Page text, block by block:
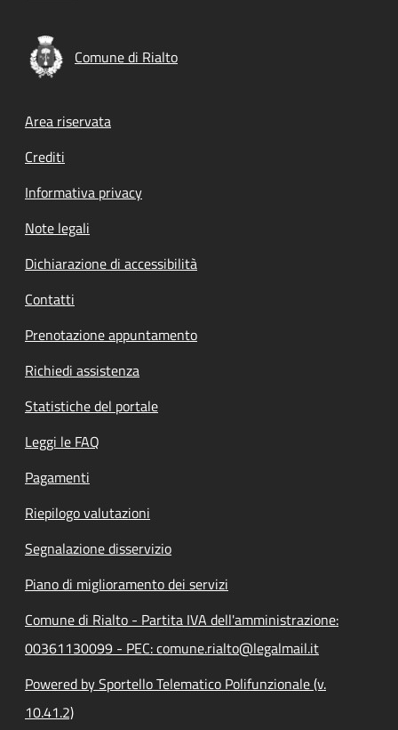
Comune di Rialto
Footer menu
Area riservata
Crediti
Informativa privacy
Note legali
Dichiarazione di accessibilità
Contatti
Prenotazione appuntamento
Richiedi assistenza
Statistiche del portale
Leggi le FAQ
Pagamenti
Riepilogo valutazioni
Segnalazione disservizio
Piano di miglioramento dei servizi
Comune di Rialto - Partita IVA dell'amministrazione:
00361130099 - PEC: comune.rialto@legalmail.it
Powered by Sportello Telematico Polifunzionale (v.
10.41.2)